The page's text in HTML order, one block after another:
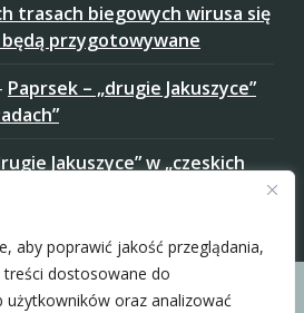
aby poprawić jakość przeglądania,
dostosowane do
użytkowników oraz analizować
trasach biegowych wirusa się
przygotowywane
Paprsek – „drugie Jakuszyce”
Jakuszyce” w „czeskich